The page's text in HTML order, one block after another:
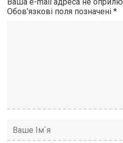
Обов’язкові поля позначені*